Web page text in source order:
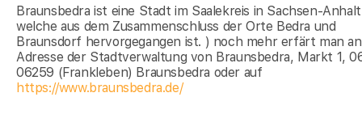
Braunsbedra ist eine Stadt im Saalekreis in Sachsen-
welche aus dem Zusammenschluss der Orte Bedra und
Braunsdorf hervorgegangen ist. ) noch mehr erfärt man
Adresse der Stadtverwaltung von Braunsbedra, Markt 1,
06259 (Frankleben) Braunsbedra oder auf
https://www.braunsbedra.de/